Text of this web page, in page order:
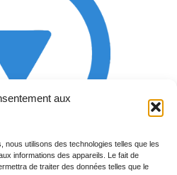
aux
nous utilisons des technologies telles que les
informations des appareils. Le fait de
de traiter des données telles que le
votre